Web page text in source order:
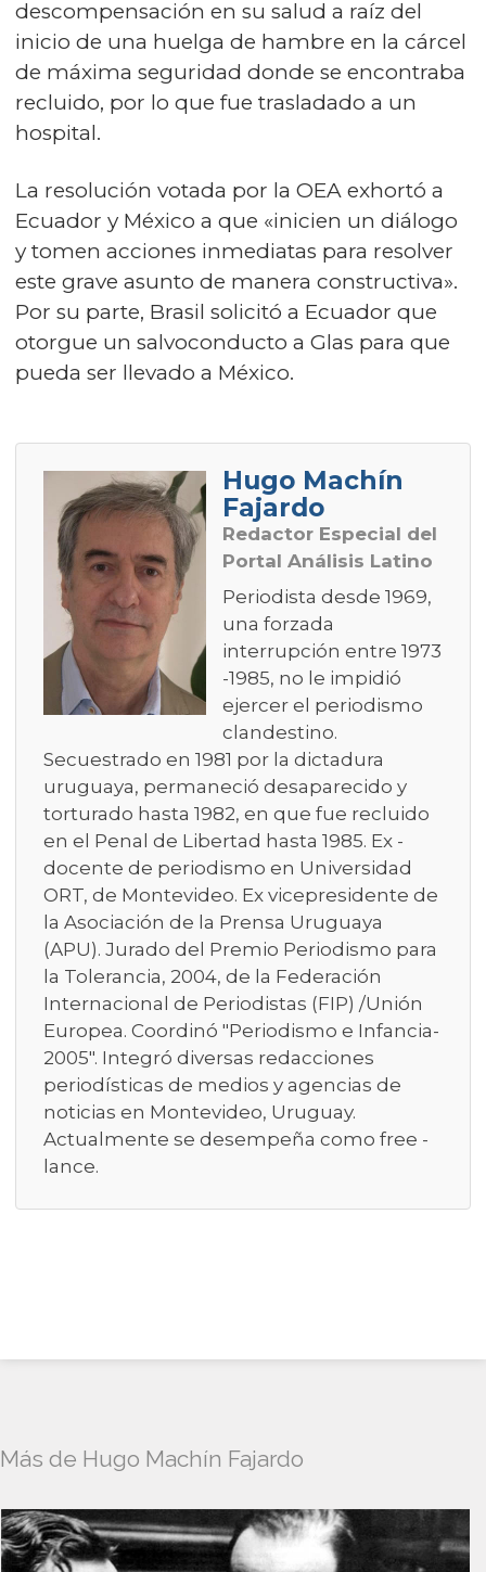
descompensación en su salud a raíz del
inicio de una huelga de hambre en la cárcel
de máxima seguridad donde se encontraba
recluido, por lo que fue trasladado a un
hospital.
La resolución votada por la OEA exhortó a
Ecuador y México a que «inicien un diálogo
y tomen acciones inmediatas para resolver
este grave asunto de manera constructiva».
Por su parte, Brasil solicitó a Ecuador que
otorgue un salvoconducto a Glas para que
pueda ser llevado a México.
Hugo Machín
Fajardo
Redactor Especial del
Portal Análisis Latino
Periodista desde 1969,
una forzada
interrupción entre 1973
-1985, no le impidió
ejercer el periodismo
clandestino.
Secuestrado en 1981 por la dictadura
uruguaya, permaneció desaparecido y
torturado hasta 1982, en que fue recluido
en el Penal de Libertad hasta 1985. Ex -
docente de periodismo en Universidad
ORT, de Montevideo. Ex vicepresidente de
la Asociación de la Prensa Uruguaya
(APU). Jurado del Premio Periodismo para
la Tolerancia, 2004, de la Federación
Internacional de Periodistas (FIP) /Unión
Europea. Coordinó "Periodismo e Infancia-
2005". Integró diversas redacciones
periodísticas de medios y agencias de
noticias en Montevideo, Uruguay.
Actualmente se desempeña como free -
lance.
Más de Hugo Machín Fajardo